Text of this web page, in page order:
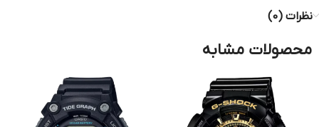
نظرات (0)
محصولات مشابه